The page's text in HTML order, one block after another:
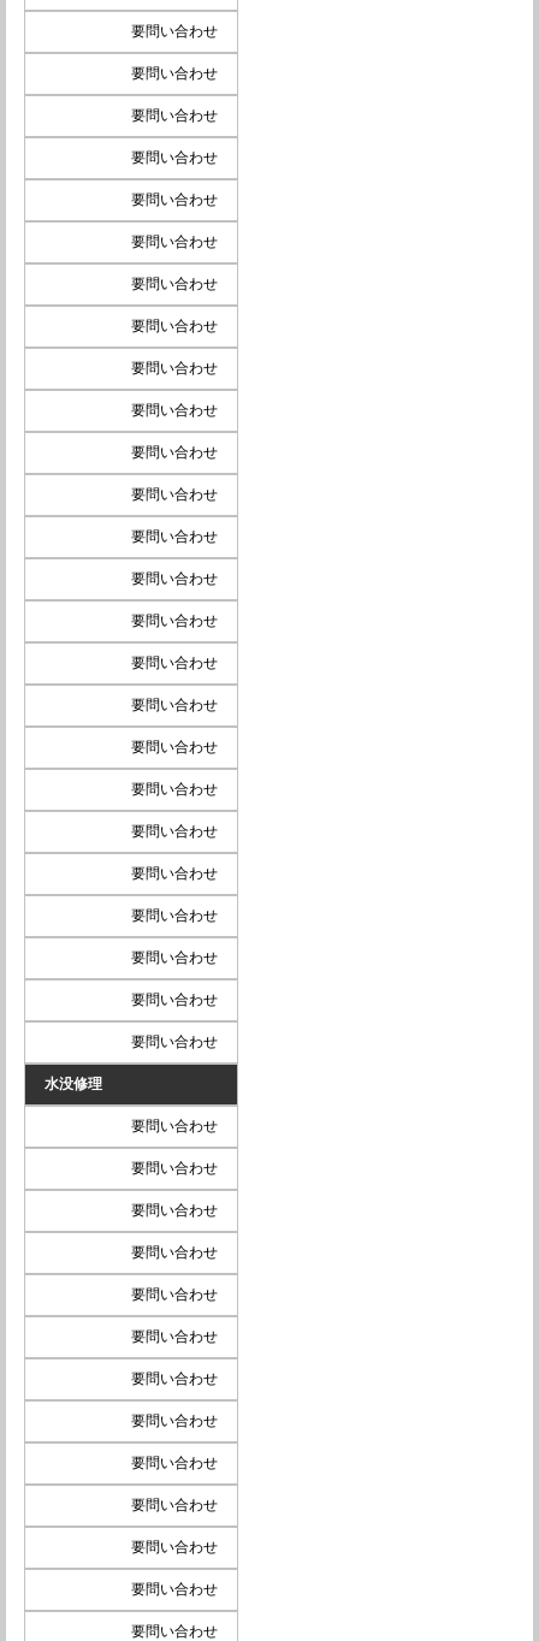
要問い合わせ
要問い合わせ
要問い合わせ
要問い合わせ
要問い合わせ
要問い合わせ
要問い合わせ
要問い合わせ
要問い合わせ
要問い合わせ
要問い合わせ
要問い合わせ
要問い合わせ
要問い合わせ
要問い合わせ
要問い合わせ
要問い合わせ
要問い合わせ
要問い合わせ
要問い合わせ
要問い合わせ
要問い合わせ
要問い合わせ
要問い合わせ
要問い合わせ
水没修理
要問い合わせ
要問い合わせ
要問い合わせ
要問い合わせ
要問い合わせ
要問い合わせ
要問い合わせ
要問い合わせ
要問い合わせ
要問い合わせ
要問い合わせ
要問い合わせ
要問い合わせ